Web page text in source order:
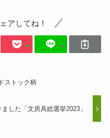
アしてね！
ストック柄
した「文房具総選挙2023」